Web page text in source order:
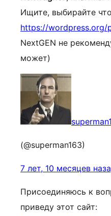
Ищите, выбирайте
https://wordpress.org/
NextGEN не
может)
(@superman163)
7 лет, 10 месяцев
Присоединяюсь к
приведу этот сайт: